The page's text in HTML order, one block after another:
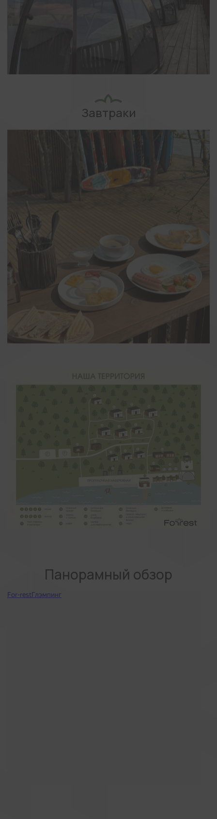
Завтраки
Панорамный обзор
For-rest